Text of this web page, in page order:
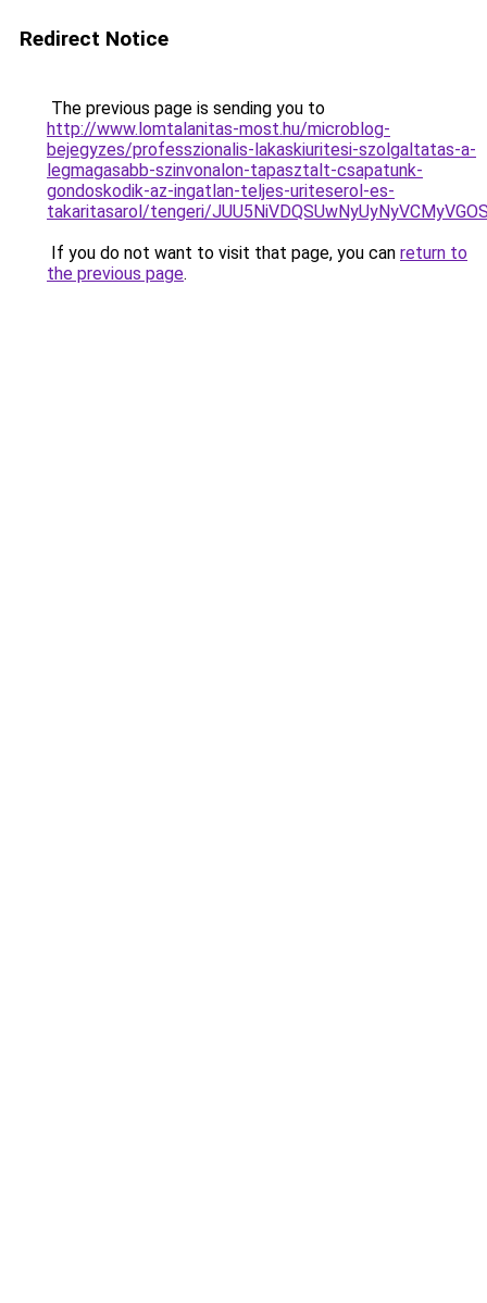
Redirect Notice
The previous page is sending you to
http://www.lomtalanitas-most.hu/microblog-
bejegyzes/professzionalis-lakaskiuritesi-szolgaltatas-a-
legmagasabb-szinvonalon-tapasztalt-csapatunk-
gondoskodik-az-ingatlan-teljes-uriteserol-es-
takaritasarol/tengeri/
If you do not want to visit that page, you can return to
the previous page.